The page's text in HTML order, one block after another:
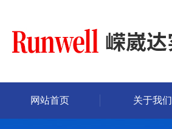
网站首页 关于我们